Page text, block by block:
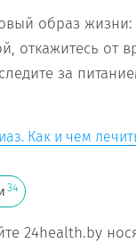
образ жизни:
откажитесь от
за
Как и чем
34
24health.by